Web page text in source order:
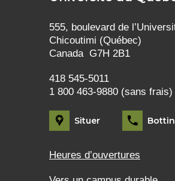
555, boulevard de
Chicoutimi (Québec)
Canada G7H 2B1
418 545-5011
1 800 463-9880 (sans frais)
Situer Bottin
Heures d’ouvertures